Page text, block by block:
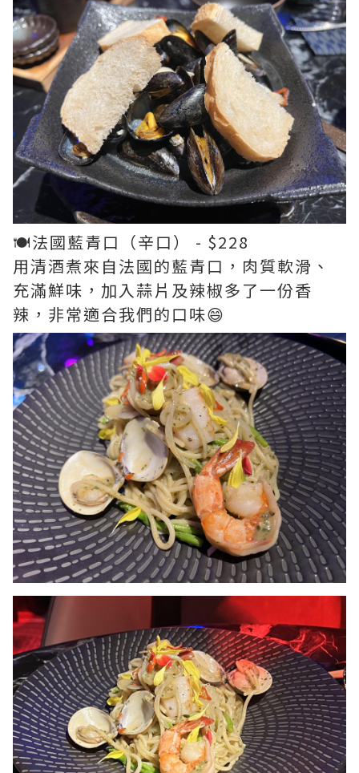
🍽️法國藍青口（辛口） - $228
用清酒煮來自法國的藍青口，肉質軟滑、
充滿鮮味，加入蒜片及辣椒多了一份香
辣，非常適合我們的口味😄